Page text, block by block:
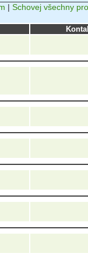
| Schovej všechny